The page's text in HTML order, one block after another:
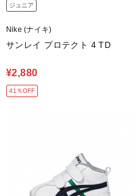
ジュニア
Nike (ナイキ)
サンレイ プロテクト 4 TD
¥2,880
41％OFF